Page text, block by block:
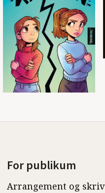
For publikum
Arrangement og